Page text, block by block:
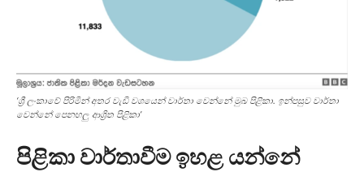
‘ශ්‍රී ලංකාවේ පිරිමින් අතර වැඩි වශයෙන් වාර්තා වෙන්නේ මුඛ පිළිකා. ඉන්පසුව වාර්තා
වෙන්නේ පෙනහලු ආශ්‍රිත පිළිකා’
පිළිකා වාර්තාවීම ඉහළ යන්නේ